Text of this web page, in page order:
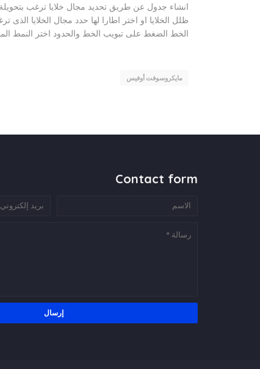
انشاء جدول عن طريق تحديد مجال خلايا ترغب
ظلل الخلايا او اختر اطارا لها حدد مجال الخلايا
الخط الضغط على تبويب الخط والحدود اختر النمط
مايكروسوفت أوفيس
Contact form